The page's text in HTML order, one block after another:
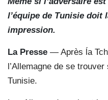
l’équipe de Tunisie doit
impression.
La Presse — Après ĺa
l’Allemagne de se
Tunisie.